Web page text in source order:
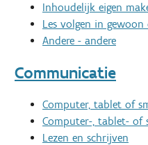
Inhoudelijk eigen
Les volgen in
Andere - andere
Communicatie
Computer, tablet of
Computer-, tablet- of
Lezen en schrijven